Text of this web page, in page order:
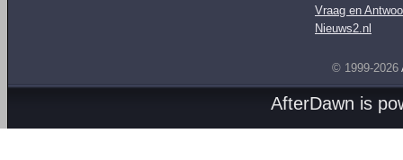
Vraag en
Nieuws2.nl
© 1999-2026
AfterDawn is